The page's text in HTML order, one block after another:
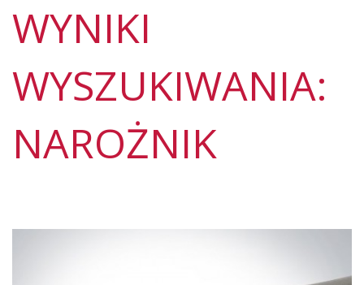
WYNIKI
WYSZUKIWANIA:
NAROŻNIK